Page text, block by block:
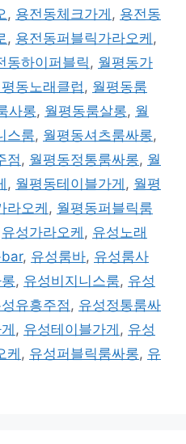
, 용전동체크가게 , 용전동
, 용전동퍼블릭가라오케 ,
동하이퍼블릭 , 월평동가
동노래클럽 , 월평동룸
사롱, 월평동룸살롱, 월
스룸, 월평동셔츠룸싸롱,
점 , 월평동정통룸싸롱, 월
, 월평동테이블가게 , 월평
라오케 , 월평동퍼블릭룸
유성가라오케 , 유성노래
, 유성룸바, 유성룸사
, 유성비지니스룸, 유성
유흥주점 , 유성정통룸싸
, 유성테이블가게 , 유성
케 , 유성퍼블릭룸싸롱, 유